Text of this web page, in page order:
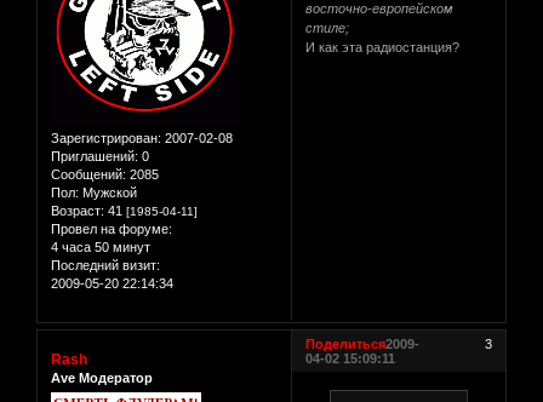
Зарегистрирован: 2007-02-08
Приглашений: 0
Сообщений: 2085
Пол: Мужской
Возраст: 41 [1985-04-11]
Провел на форуме:
4 часа 50 минут
Последний визит:
2009-05-20 22:14:34
восточно-европейском
стиле;
И как эта радиостанция?
Поделиться 3
2009-
04-02 15:09:11
Rash
Ave Модератор